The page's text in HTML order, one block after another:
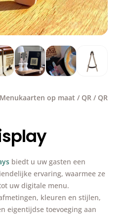
Menukaarten op maat / QR / QR
biedt u uw gasten een
ervaring, waarmee ze
uw digitale menu.
kleuren en stijlen,
eigentijdse toevoeging aan